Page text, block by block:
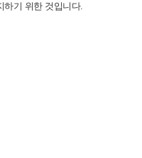
하기 위한 것입니다.